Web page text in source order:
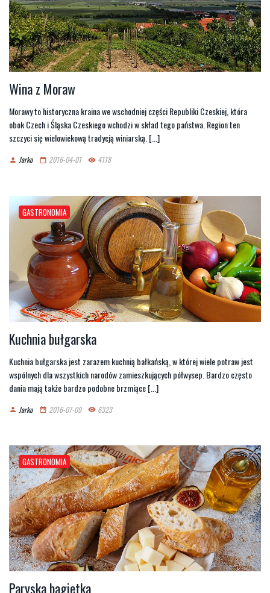
Wina z Moraw
Morawy to historyczna kraina we wschodniej części Republiki Czeskiej, która
obok Czech i Śląska Czeskiego wchodzi w skład tego państwa. Region ten
szczyci się wielowiekową tradycją winiarską. [...]
person Jarko date_range 2016-04-01 remove_red_eye 4118
GASTRONOMIA
Kuchnia bułgarska
Kuchnia bułgarska jest zarazem kuchnią bałkańską, w której wiele potraw jest
wspólnych dla wszystkich narodów zamieszkujących półwysep. Bardzo często
dania mają także bardzo podobne brzmiące [...]
person Jarko date_range 2016-07-09 remove_red_eye 6323
GASTRONOMIA
Paryska bagietka